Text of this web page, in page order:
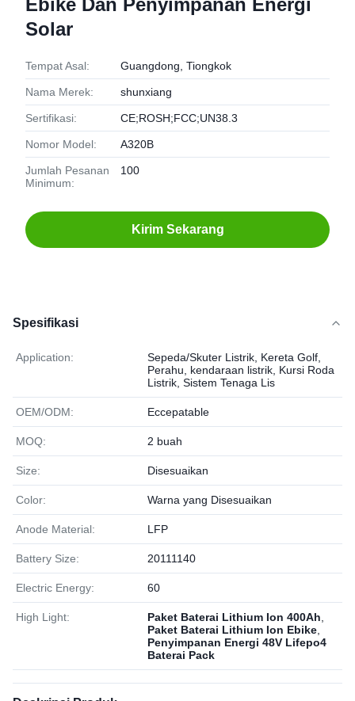
Ebike Dan Penyimpanan Energi
Solar
Tempat Asal: Guangdong, Tiongkok
Nama Merek: shunxiang
Sertifikasi: CE;ROSH;FCC;UN38.3
Nomor Model: A320B
Jumlah Pesanan
Minimum:
100
Kirim Sekarang
Spesifikasi
Application:
Sepeda/Skuter Listrik, Kereta Golf,
Perahu, kendaraan listrik, Kursi Roda
Listrik, Sistem Tenaga Lis
OEM/ODM: Eccepatable
MOQ: 2 buah
Size: Disesuaikan
Color: Warna yang Disesuaikan
Anode Material: LFP
Battery Size: 20111140
Electric Energy: 60
High Light: Paket Baterai Lithium Ion 400Ah
Paket Baterai Lithium Ion Ebike
Penyimpanan Energi 48V Lifepo4
Baterai Pack